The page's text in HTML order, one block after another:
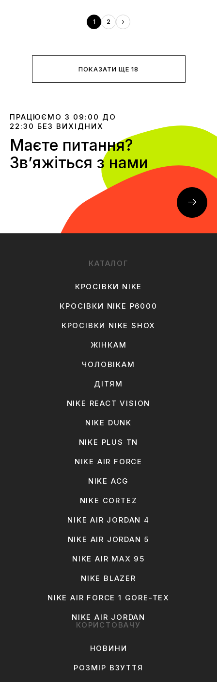
1 2
ПОКАЗАТИ ЩЕ 18
ПРАЦЮЄМО З 09:00 ДО
22:30 БЕЗ ВИХІДНИХ
Маєте питання?
Звʼяжіться з нами
КАТАЛОГ
КРОСІВКИ NIKE
КРОСІВКИ NIKE P6000
КРОСІВКИ NIKE SHOX
ЖІНКАМ
ЧОЛОВІКАМ
ДІТЯМ
NIKE REACT VISION
NIKE DUNK
NIKE PLUS TN
NIKE AIR FORCE
NIKE ACG
NIKE CORTEZ
NIKE AIR JORDAN 4
NIKE AIR JORDAN 5
NIKE AIR MAX 95
NIKE BLAZER
NIKE AIR FORCE 1 GORE-TEX
NIKE AIR JORDAN
КОРИСТОВАЧУ
НОВИНИ
РОЗМІР ВЗУТТЯ